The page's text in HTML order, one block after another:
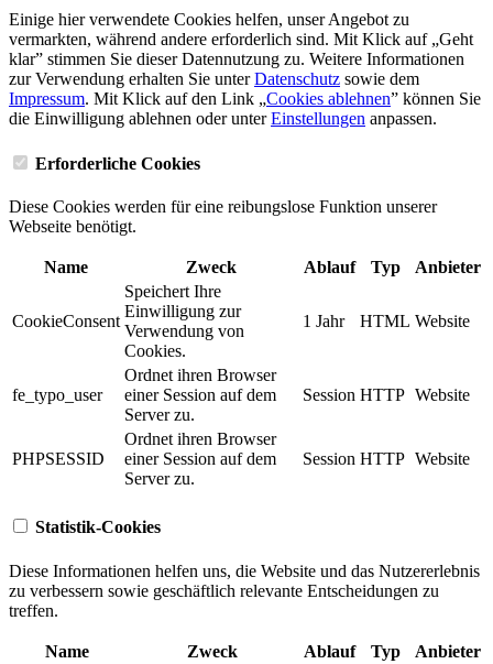
Einige hier verwendete Cookies helfen, unser Angebot zu
vermarkten, während andere erforderlich sind. Mit Klick auf „Geht
klar” stimmen Sie dieser Datennutzung zu. Weitere Informationen
zur Verwendung erhalten Sie unterDatenschutz sowie dem
Impressum. Mit Klick auf den Link „Cookies ablehnen” können Sie
die Einwilligung ablehnen oder unterEinstellungen anpassen.
Erforderliche Cookies
Diese Cookies werden für eine reibungslose Funktion unserer
Webseite benötigt.
Name Zweck Ablauf Typ Anbieter
CookieConsent
Speichert Ihre
Einwilligung zur
Verwendung von
Cookies.
1 Jahr HTML Website
fe_typo_user
Ordnet ihren Browser
einer Session auf dem
Server zu.
Session HTTP Website
PHPSESSID
Ordnet ihren Browser
einer Session auf dem
Server zu.
Session HTTP Website
Statistik-Cookies
Diese Informationen helfen uns, die Website und das Nutzererlebnis
zu verbessern sowie geschäftlich relevante Entscheidungen zu
treffen.
Name Zweck Ablauf Typ Anbieter